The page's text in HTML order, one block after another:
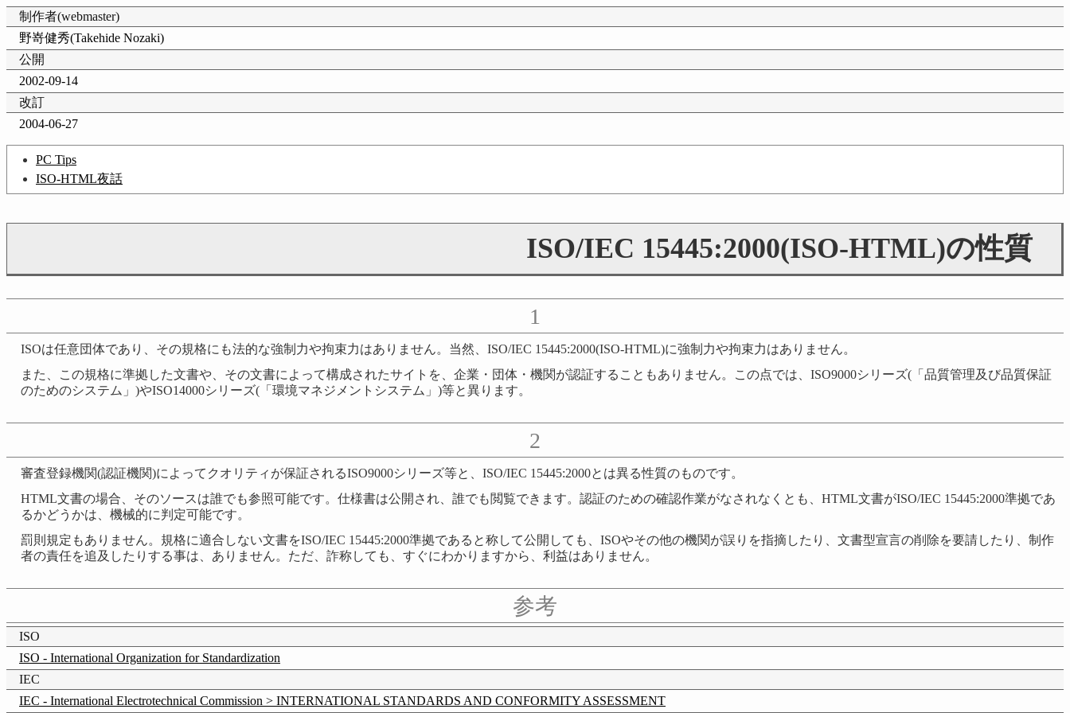
制作者(webmaster)
野嵜健秀(Takehide Nozaki)
公開
2002-09-14
改訂
2004-06-27
PC Tips
ISO-HTML夜話
ISO/IEC 15445:2000(ISO-HTML)の性質
1
ISOは任意団体であり、その規格にも法的な強制力や拘束力はありません。当然、ISO/IEC 15445:2000(ISO-HTML)に強制力や拘束力はありません。
また、この規格に準拠した文書や、その文書によって構成されたサイトを、企業・団体・機関が認証することもありません。この点では、ISO9000シリーズ(「品質管理及び品質保証
のためのシステム」)やISO14000シリーズ(「環境マネジメントシステム」)等と異ります。
2
審査登録機関(認証機関)によってクオリティが保証されるISO9000シリーズ等と、ISO/IEC 15445:2000とは異る性質のものです。
HTML文書の場合、そのソースは誰でも参照可能です。仕様書は公開され、誰でも閲覧できます。認証のための確認作業がなされなくとも、HTML文書がISO/IEC 15445:2000準拠であ
るかどうかは、機械的に判定可能です。
罰則規定もありません。規格に適合しない文書をISO/IEC 15445:2000準拠であると称して公開しても、ISOやその他の機関が誤りを指摘したり、文書型宣言の削除を要請したり、制作
者の責任を追及したりする事は、ありません。ただ、詐称しても、すぐにわかりますから、利益はありません。
参考
ISO
ISO - International Organization for Standardization
IEC
IEC - International Electrotechnical Commission > INTERNATIONAL STANDARDS AND CONFORMITY ASSESSMENT